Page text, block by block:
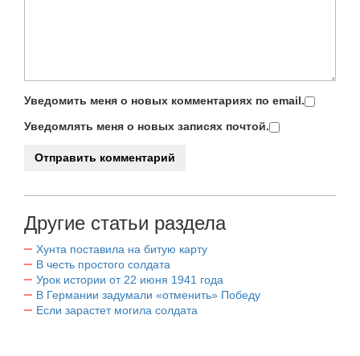
Уведомить меня о новых комментариях по email.
Уведомлять меня о новых записях почтой.
Другие статьи раздела
Хунта поставила на битую карту
В честь простого солдата
Урок истории от 22 июня 1941 года
В Германии задумали «отменить» Победу
Если зарастет могила солдата